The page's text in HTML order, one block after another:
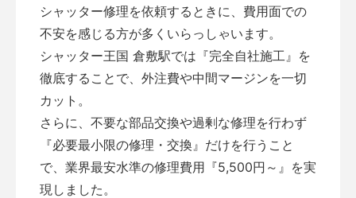
シャッター修理を依頼するときに、費用面での
不安を感じる方が多くいらっしゃいます。
シャッター王国 倉敷駅では『完全自社施工』を
徹底することで、外注費や中間マージンを一切
カット。
さらに、不要な部品交換や過剰な修理を行わず
『必要最小限の修理・交換』だけを行うこと
で、業界最安水準の修理費用『5,500円～』を実
現しました。